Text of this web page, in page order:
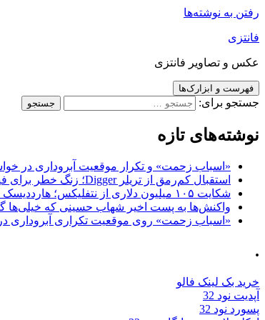
رفتن به نوشته‌ها
فانتزی
عکس و تصاویر فانتزی
فهرست و ابزارک‌ها
جستجو برای:
نوشته‌های تازه
«اسباب زحمت» و تکرار موقعیت آبروداری در خواستگاری؛ شباهت
استقبال کم‌رمق از تریلر Digger؛ زنگ خطر برای فیلم جدید تام کروز و برادران وارنر
شکایت ۱۰۵ میلیون دلاری از نتفلیکس؛ هارددیسک حاوی فیلم جدید نیکلاس کیج به سرقت رفت
واکنش‌ها به پست اخیر شهاب حسینی که خیلی‌ها
«اسباب زحمت» روی موقعیت تکراری آبروداری در
.
خرید بک لینک فالو
آپدیت نود 32
پسورد نود 32